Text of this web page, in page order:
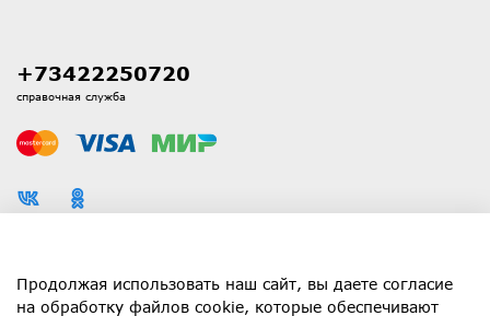
Каталог
+73422250720
справочная служба
Продолжая использовать наш сайт, вы даете согласие
на обработку файлов cookie, которые обеспечивают